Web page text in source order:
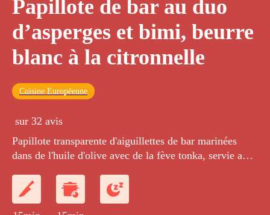
Papillote de bar au duo
d’asperges et bimi, beurre
blanc à la citronnelle
Cuisine Européenne
sur 32 avis
Papillote transparente d'aiguillettes de bar marinées
dans de l'huile d'olive avec de la fève tonka, servie avec